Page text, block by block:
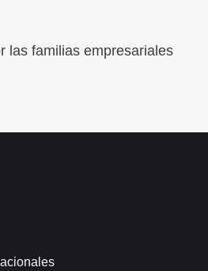
las familias empresariales